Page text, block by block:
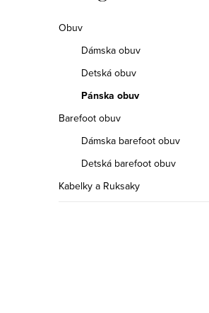
č
p
e
kategórie
Obuv
Dámska obuv
Detská obuv
Pánska obuv
Barefoot obuv
Dámska barefoot obuv
Detská barefoot obuv
Kabelky a Ruksaky